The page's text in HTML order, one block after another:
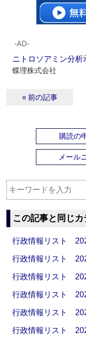
‐AD‐
ニトロソアミン分
蝶理株式会社
« 前の記事
購読の
メール
この記事と同じ
行政情報リスト
行政情報リスト
行政情報リスト
行政情報リスト
行政情報リスト
行政情報リスト